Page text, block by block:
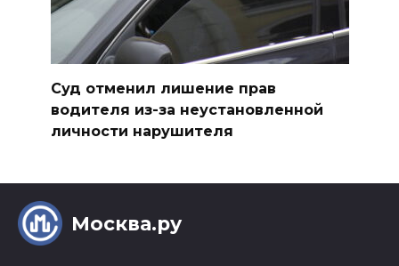
Суд отменил лишение прав
водителя из-за неустановленной
личности нарушителя
Москва.ру